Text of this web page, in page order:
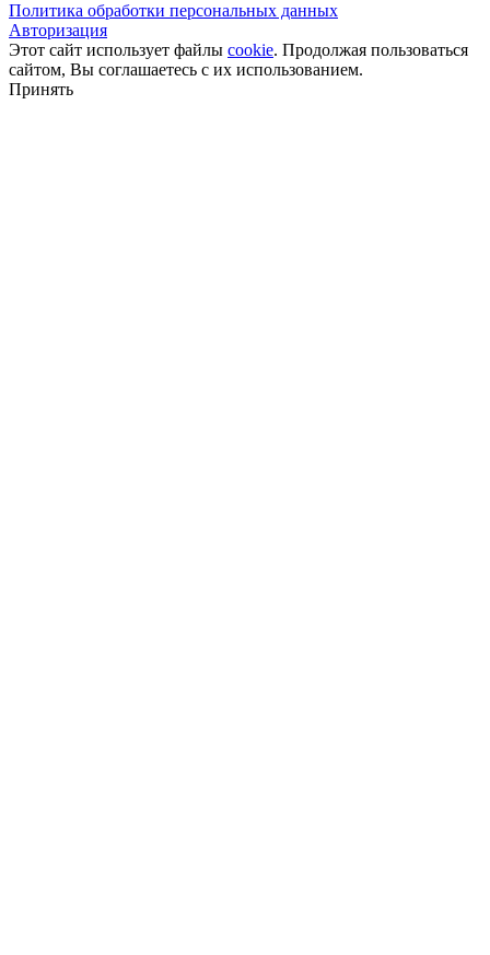
Политика обработки персональных данных
Авторизация
Этот сайт использует файлы cookie. Продолжая пользоваться
сайтом, Вы соглашаетесь с их использованием.
Принять